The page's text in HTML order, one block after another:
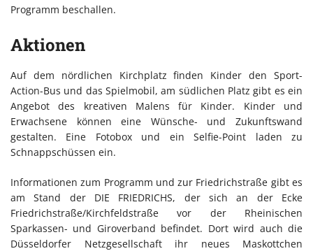
Programm beschallen.
Aktionen
Auf dem nördlichen Kirchplatz finden Kinder den Sport-
Action-Bus und das Spielmobil, am südlichen Platz gibt es ein
Angebot des kreativen Malens für Kinder. Kinder und
Erwachsene können eine Wünsche- und Zukunftswand
gestalten. Eine Fotobox und ein Selfie-Point laden zu
Schnappschüssen ein.
Informationen zum Programm und zur Friedrichstraße gibt es
am Stand der DIE FRIEDRICHS, der sich an der Ecke
Friedrichstraße/Kirchfeldstraße vor der Rheinischen
Sparkassen- und Giroverband befindet. Dort wird auch die
Düsseldorfer Netzgesellschaft ihr neues Maskottchen